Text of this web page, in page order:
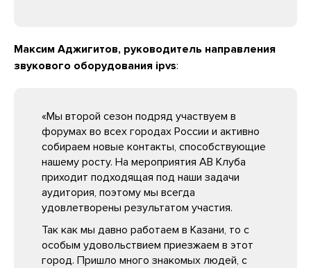
Максим Аджигитов, руководитель направления
звукового оборудования ipvs:
«Мы второй сезон подряд участвуем в
форумах во всех городах России и активно
собираем новые контакты, способствующие
нашему росту. На мероприятия АВ Клуба
приходит подходящая под наши задачи
аудитория, поэтому мы всегда
удовлетворены результатом участия.
Так как мы давно работаем в Казани, то с
особым удовольствием приезжаем в этот
город. Пришло много знакомых людей, с